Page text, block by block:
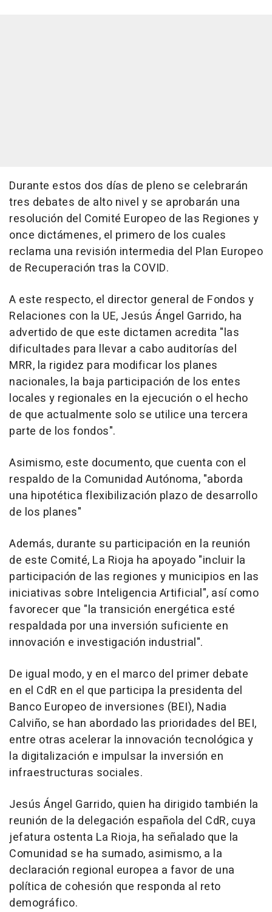
Durante estos dos días de pleno se celebrarán
tres debates de alto nivel y se aprobarán una
resolución del Comité Europeo de las Regiones y
once dictámenes, el primero de los cuales
reclama una revisión intermedia del Plan Europeo
de Recuperación tras la COVID.
A este respecto, el director general de Fondos y
Relaciones con la UE, Jesús Ángel Garrido, ha
advertido de que este dictamen acredita "las
dificultades para llevar a cabo auditorías del
MRR, la rigidez para modificar los planes
nacionales, la baja participación de los entes
locales y regionales en la ejecución o el hecho
de que actualmente solo se utilice una tercera
parte de los fondos".
Asimismo, este documento, que cuenta con el
respaldo de la Comunidad Autónoma, "aborda
una hipotética flexibilización plazo de desarrollo
de los planes"
Además, durante su participación en la reunión
de este Comité, La Rioja ha apoyado "incluir la
participación de las regiones y municipios en las
iniciativas sobre Inteligencia Artificial", así como
favorecer que "la transición energética esté
respaldada por una inversión suficiente en
innovación e investigación industrial".
De igual modo, y en el marco del primer debate
en el CdR en el que participa la presidenta del
Banco Europeo de inversiones (BEI), Nadia
Calviño, se han abordado las prioridades del BEI,
entre otras acelerar la innovación tecnológica y
la digitalización e impulsar la inversión en
infraestructuras sociales.
Jesús Ángel Garrido, quien ha dirigido también la
reunión de la delegación española del CdR, cuya
jefatura ostenta La Rioja, ha señalado que la
Comunidad se ha sumado, asimismo, a la
declaración regional europea a favor de una
política de cohesión que responda al reto
demográfico.